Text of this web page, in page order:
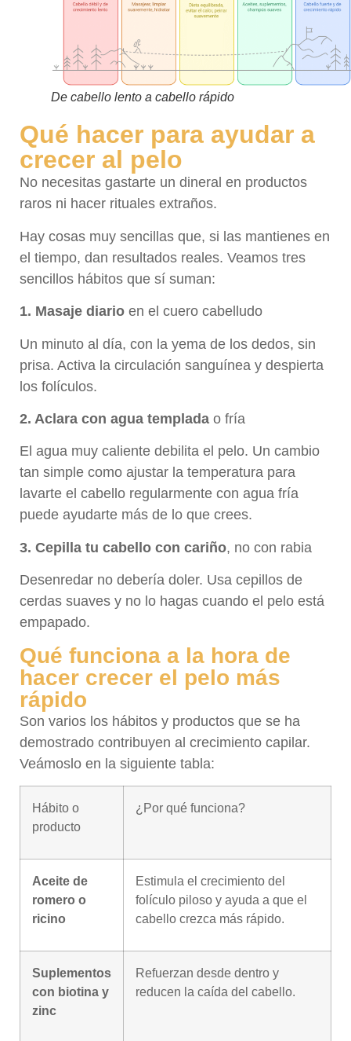
De cabello lento a cabello rápido
Qué hacer para ayudar a
crecer al pelo
No necesitas gastarte un dineral en productos
raros ni hacer rituales extraños.
Hay cosas muy sencillas que, si las mantienes en
el tiempo, dan resultados reales. Veamos tres
sencillos hábitos que sí suman:
1. Masaje diario en el cuero cabelludo
Un minuto al día, con la yema de los dedos, sin
prisa. Activa la circulación sanguínea y despierta
los folículos.
2. Aclara con agua templada o fría
El agua muy caliente debilita el pelo. Un cambio
tan simple como ajustar la temperatura para
lavarte el cabello regularmente con agua fría
puede ayudarte más de lo que crees.
3. Cepilla tu cabello con cariño, no con rabia
Desenredar no debería doler. Usa cepillos de
cerdas suaves y no lo hagas cuando el pelo está
empapado.
Qué funciona a la hora de
hacer crecer el pelo más
rápido
Son varios los hábitos y productos que se ha
demostrado contribuyen al crecimiento capilar.
Veámoslo en la siguiente tabla:
Hábito o
producto
¿Por qué funciona?
Aceite de
romero o
ricino
Estimula el crecimiento del
folículo piloso y ayuda a que el
cabello crezca más rápido.
Suplementos
con biotina y
zinc
Refuerzan desde dentro y
reducen la caída del cabello.